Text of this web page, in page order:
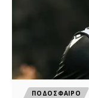
ΠΟΔΟΣΦΑΙΡΟ